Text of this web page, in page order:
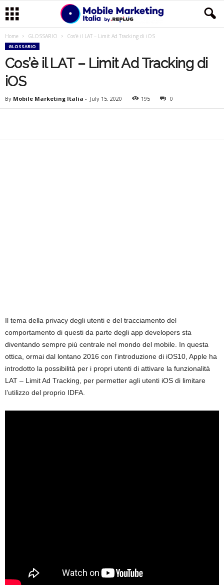
Home GLOSSARIO Cos’è il LAT – Limit Ad Tracking di iOS
GLOSSARIO
Cos’è il LAT – Limit Ad Tracking di
iOS
By Mobile Marketing Italia - July 15, 2020 195 0
Il tema della privacy degli utenti e del tracciamento del
comportamento di questi da parte degli app developers sta
diventando sempre più centrale nel mondo del mobile. In questa
ottica, ormai dal lontano 2016 con l’introduzione di iOS10, Apple ha
introdotto la possibilità per i propri utenti di attivare la funzionalità
LAT – Limit Ad Tracking, per permetter agli utenti iOS di limitare
l’utilizzo del proprio IDFA.